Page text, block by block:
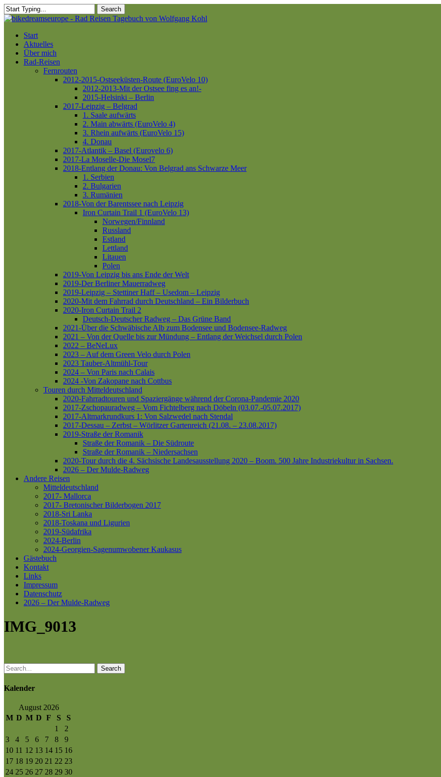
Skip
to
content
Search
Close
Menu
Start
Aktuelles
Über mich
Rad-Reisen
Fernrouten
2012-2015-Ostseeküsten-Route (EuroVelo 10)
2012-2013-Mit der Ostsee fing es an!-
2015-Helsinki – Berlin
2017-Leipzig – Belgrad
1. Saale aufwärts
2. Main abwärts (EuroVelo 4)
3. Rhein aufwärts (EuroVelo 15)
4. Donau
2017-Atlantik – Basel (Eurovelo 6)
2017-La Moselle-Die Mosel7
2018-Entlang der Donau: Von Belgrad ans Schwarze Meer
1. Serbien
2. Bulgarien
3. Rumänien
2018-Von der Barentssee nach Leipzig
Iron Curtain Trail 1 (EuroVelo 13)
Norwegen/Finnland
Russland
Estland
Lettland
Litauen
Polen
2019-Von Leipzig bis ans Ende der Welt
2019-Der Berliner Mauerradweg
2019-Leipzig – Stettiner Haff – Usedom – Leipzig
2020-Mit dem Fahrrad durch Deutschland – Ein Bilderbuch
2020-Iron Curtain Trail 2
Deutsch-Deutscher Radweg – Das Grüne Band
2021-Über die Schwäbische Alb zum Bodensee und Bodensee-Radweg
2021 – Von der Quelle bis zur Mündung – Entlang der Weichsel durch Polen
2022 – BeNeLux
2023 – Auf dem Green Velo durch Polen
2023 Tauber-Altmühl-Tour
2024 – Von Paris nach Calais
2024 -Von Zakopane nach Cottbus
Touren durch Mitteldeutschland
2020-Fahrradtouren und Spaziergänge während der Corona-Pandemie 2020
2017-Zschopauradweg – Vom Fichtelberg nach Döbeln (03.07.-05.07.2017)
2017-Altmarkrundkurs 1: Von Salzwedel nach Stendal
2017-Dessau – Zerbst – Wörlitzer Gartenreich (21.08. – 23.08.2017)
2019-Straße der Romanik
Straße der Romanik – Die Südroute
Straße der Romanik – Niedersachsen
2020-Tour durch die 4. Sächsische Landesausstellung 2020 – Boom. 500 Jahre Industriekultur in Sachsen.
2026 – Der Mulde-Radweg
Andere Reisen
Mitteldeutschland
2017- Mallorca
2017- Bretonischer Bilderbogen 2017
2018-Sri Lanka
2018-Toskana und Ligurien
2019-Südafrika
2024-Berlin
2024-Georgien-Sagenumwobener Kaukasus
Gästebuch
Kontakt
Links
Impressum
Datenschutz
2026 – Der Mulde-Radweg
IMG_9013
Search
Kalender
August 2026
M D M D F S
S
1
2
3
4 5 6 7 8
9
10 11 12 13 14 15 16
17 18 19 20 21 22 23
24 25 26 27 28 29 30